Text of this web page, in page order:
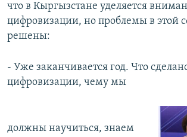
что в Кыргызстане уделяется
цифровизации, но проблемы в этой
решены:
- Уже заканчивается год. Что
цифровизации, чему мы
должны научиться, знаем